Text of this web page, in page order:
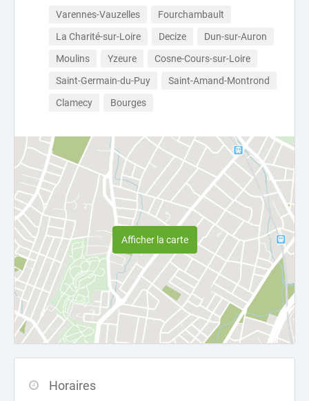
Varennes-Vauzelles
Fourchambault
La Charité-sur-Loire
Decize
Dun-sur-Auron
Moulins
Yzeure
Cosne-Cours-sur-Loire
Saint-Germain-du-Puy
Saint-Amand-Montrond
Clamecy
Bourges
Afficher la carte
Horaires